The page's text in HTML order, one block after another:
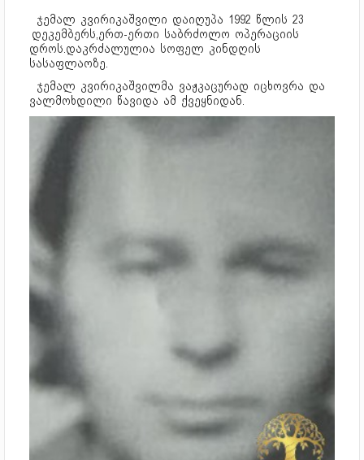
ჯემალ კვირიკაშვილი დაიღუპა 1992 წლის 23
დეკემბერს,ერთ-ერთი საბრძოლო ოპერაციის
დროს.დაკრძალულია სოფელ კინდღის
სასაფლაოზე.
ჯემალ კვირიკაშვილმა ვაჟკაცურად იცხოვრა და
ვალმოხდილი წავიდა ამ ქვეყნიდან.